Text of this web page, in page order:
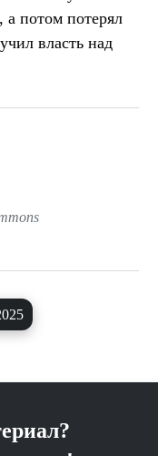
а потом потерял
власть над